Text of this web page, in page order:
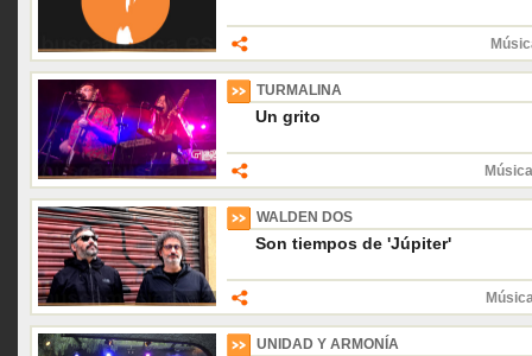
TURMALINA
Un grito
WALDEN DOS
Son tiempos de 'Júpiter'
UNIDAD Y ARMONÍA